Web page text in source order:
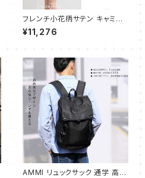
フレンチ小花柄サテン キャミワ
ンピース フレアシルエット
¥11,276
AMMI リュックサック 通学 高校